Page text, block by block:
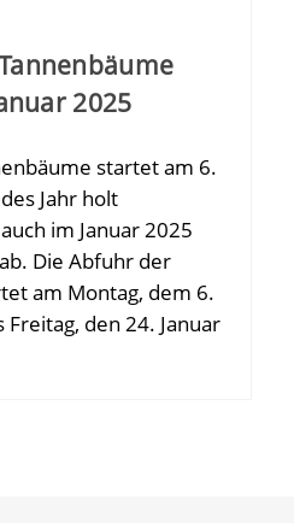
2025
startet am 6.
Jahr holt
im Januar 2025
Die Abfuhr der
am Montag, dem 6.
Freitag, den 24. Januar